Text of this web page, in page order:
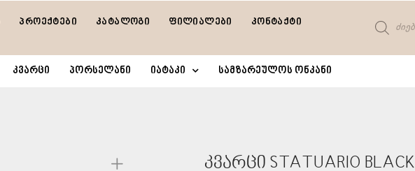
პროექტები კატალოგი ფილიალები
კონტაქტი
კვარცი პორსელანი იატაკი სამზარეულოს ონკანი
კვარცი STATUARIO BLACK